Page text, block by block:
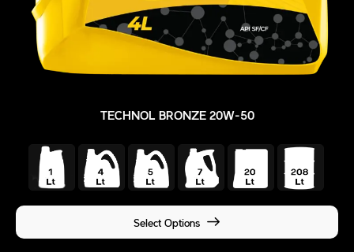
TECHNOL BRONZE 20W-50
Select Options